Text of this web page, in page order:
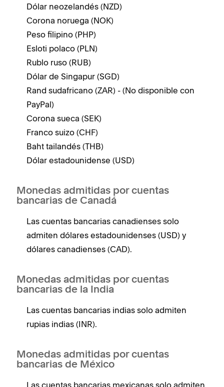
Dólar neozelandés (NZD)
Corona noruega (NOK)
Peso filipino (PHP)
Esloti polaco (PLN)
Rublo ruso (RUB)
Dólar de Singapur (SGD)
Rand sudafricano (ZAR) - (No disponible con
PayPal)
Corona sueca (SEK)
Franco suizo (CHF)
Baht tailandés (THB)
Dólar estadounidense (USD)
Monedas admitidas por cuentas
bancarias de Canadá
Las cuentas bancarias canadienses solo
admiten dólares estadounidenses (USD) y
dólares canadienses (CAD).
Monedas admitidas por cuentas
bancarias de la India
Las cuentas bancarias indias solo admiten
rupias indias (INR).
Monedas admitidas por cuentas
bancarias de México
Las cuentas bancarias mexicanas solo admiten